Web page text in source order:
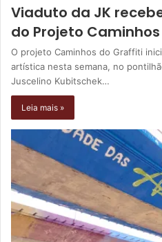
Viaduto da JK
do Projeto
O projeto Caminhos do Graffiti
artística nesta semana, no
Juscelino Kubitschek…
Leia mais »